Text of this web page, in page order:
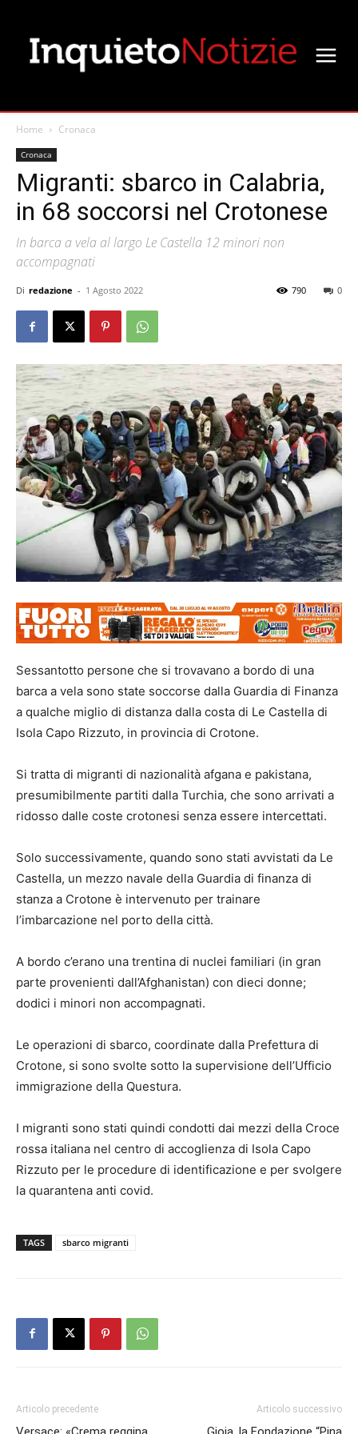
Home Cronaca
Cronaca
Migranti: sbarco in Calabria,
in 68 soccorsi nel Crotonese
In barca a vela al largo Le Castella 12 minori non
accompagnati
Di redazione - 1 Agosto 2022 0
790
Sessantotto persone che si trovavano a bordo di una
barca a vela sono state soccorse dalla Guardia di Finanza
a qualche miglio di distanza dalla costa di Le Castella di
Isola Capo Rizzuto, in provincia di Crotone.
Si tratta di migranti di nazionalità afgana e pakistana,
presumibilmente partiti dalla Turchia, che sono arrivati a
ridosso dalle coste crotonesi senza essere intercettati.
Solo successivamente, quando sono stati avvistati da Le
Castella, un mezzo navale della Guardia di finanza di
stanza a Crotone è intervenuto per trainare
l’imbarcazione nel porto della città.
A bordo c’erano una trentina di nuclei familiari (in gran
parte provenienti dall’Afghanistan) con dieci donne;
dodici i minori non accompagnati.
Le operazioni di sbarco, coordinate dalla Prefettura di
Crotone, si sono svolte sotto la supervisione dell’Ufficio
immigrazione della Questura.
I migranti sono stati quindi condotti dai mezzi della Croce
rossa italiana nel centro di accoglienza di Isola Capo
Rizzuto per le procedure di identificazione e per svolgere
la quarantena anti covid.
TAGS sbarco migranti
Articolo precedente Articolo successivo